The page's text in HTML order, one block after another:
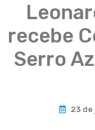
recebe
Serro
23 de